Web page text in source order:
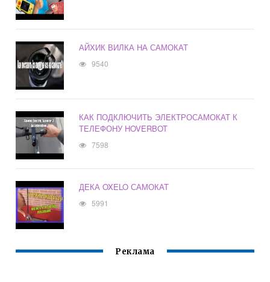
АЙХИК ВИЛКА НА САМОКАТ
9540
КАК ПОДКЛЮЧИТЬ ЭЛЕКТРОСАМОКАТ К
ТЕЛЕФОНУ HOVERBOT
7598
ДЕКА OXELO САМОКАТ
5991
Реклама